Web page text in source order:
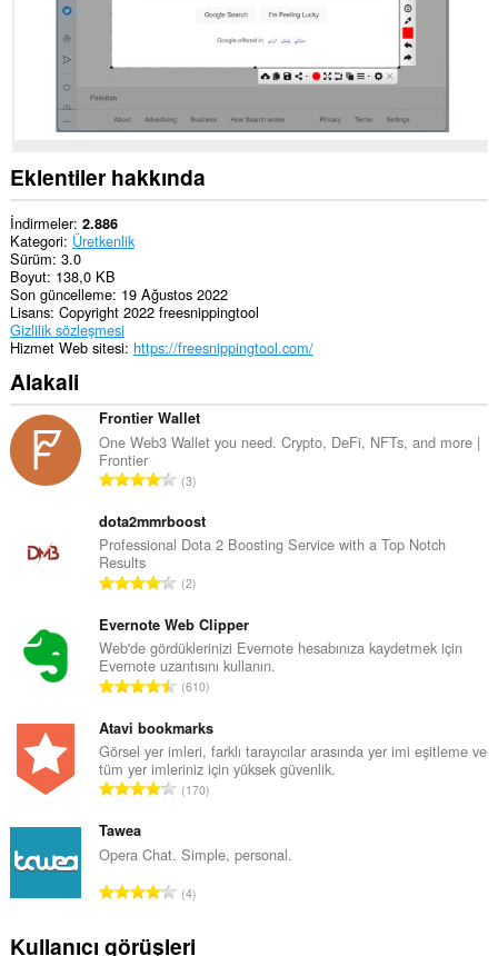
Eklentiler hakkında
İndirmeler 2.886
Kategori Üretkenlik
Sürüm 3.0
Boyut 138,0 KB
Son güncelleme 19 Ağustos 2022
Lisans Copyright 2022 freesnippingtool
Gizlilik sözleşmesi
Hizmet Web sitesi https://freesnippingtool.com/
Alakali
Frontier Wallet
One Web3 Wallet you need. Crypto, DeFi, NFTs, and more |
Frontier
T
p
l
m
y
s
a
y
ı
s
ı
:
3
dota2mmrboost
Professional Dota 2 Boosting Service with a Top Notch
Results
T
p
l
a
m
y
s
a
y
s
:
2
Evernote Web Clipper
Web'de gördüklerinizi Evernote hesabınıza kaydetmek için
Evernote uzantısını kullanın.
T
p
l
a
m
s
a
y
610
Atavi bookmarks
Görsel yer imleri, farklı tarayıcılar arasında yer imi eşitleme ve
tüm yer imleriniz için yüksek güvenlik.
T
l
m
y
170
Tawea
Opera Chat. Simple, personal.
T4
Kullanıcı görüşleri